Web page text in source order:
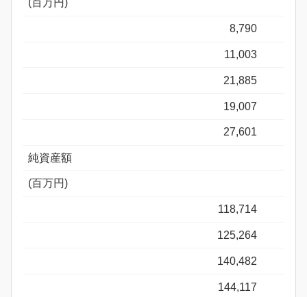
(百万円)
8,790
11,003
21,885
19,007
27,601
純資産額
(百万円)
118,714
125,264
140,482
144,117